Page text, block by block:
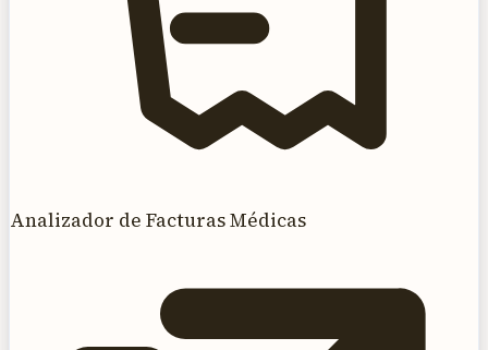
Analizador de Facturas Médicas